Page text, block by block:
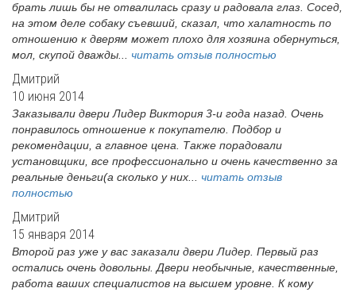
брать лишь бы не отвалилась сразу и радовала глаз. Сосед,
на этом деле собаку съевший, сказал, что халатность по
отношению к дверям может плохо для хозяина обернуться,
мол, скупой дважды... читать отзыв полностью
Дмитрий
10 июня 2014
Заказывали двери Лидер Виктория 3-и года назад. Очень
понравилось отношение к покупателю. Подбор и
рекомендации, а главное цена. Также порадовали
установщики, все профессионально и очень качественно за
реальные деньги(а сколько у них... читать отзыв
полностью
Дмитрий
15 января 2014
Второй раз уже у вас заказали двери Лидер. Первый раз
остались очень довольны. Двери необычные, качественные,
работа ваших специалистов на высшем уровне. К кому